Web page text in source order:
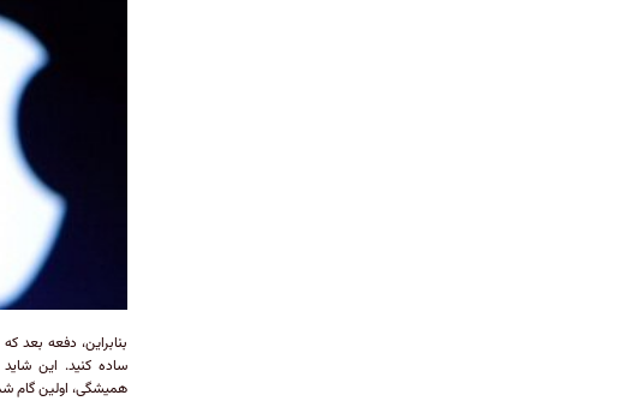
بنابراین، دفعه بعد
ساده کنید. این شاید
همیشگی، اولین گام